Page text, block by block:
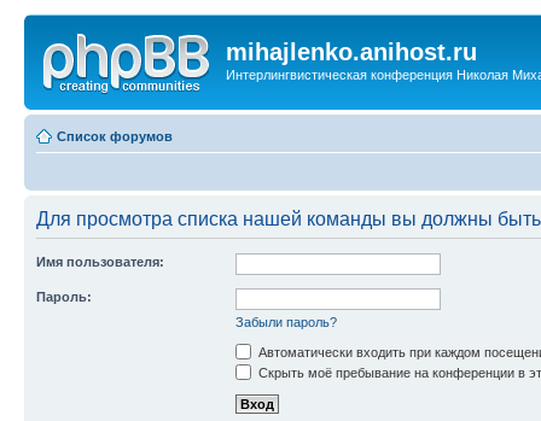
mihajlenko.anihost.ru
Интерлингвистическая конференция Николая
Список форумов
Для просмотра списка нашей команды вы должны
Имя пользователя:
Пароль:
Забыли пароль?
Автоматически входить при каждом
Скрыть моё пребывание на конференции в